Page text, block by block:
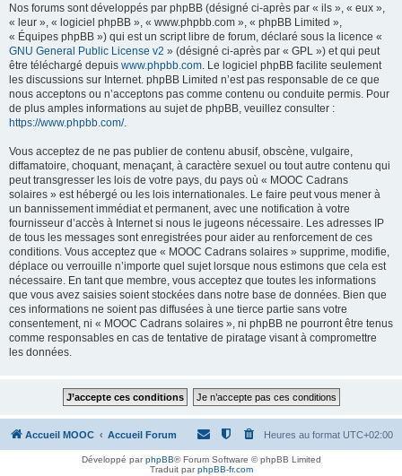
Nos forums sont développés par phpBB (désigné ci-après par « ils », « eux »,
« leur », « logiciel phpBB », « www.phpbb.com », « phpBB Limited »,
« Équipes phpBB ») qui est un script libre de forum, déclaré sous la licence «
GNU General Public License v2 » (désigné ci-après par « GPL ») et qui peut
être téléchargé depuis www.phpbb.com. Le logiciel phpBB facilite seulement
les discussions sur Internet. phpBB Limited n’est pas responsable de ce que
nous acceptons ou n’acceptons pas comme contenu ou conduite permis. Pour
de plus amples informations au sujet de phpBB, veuillez consulter :
https://www.phpbb.com/.
Vous acceptez de ne pas publier de contenu abusif, obscène, vulgaire,
diffamatoire, choquant, menaçant, à caractère sexuel ou tout autre contenu qui
peut transgresser les lois de votre pays, du pays où « MOOC Cadrans
solaires » est hébergé ou les lois internationales. Le faire peut vous mener à
un bannissement immédiat et permanent, avec une notification à votre
fournisseur d’accès à Internet si nous le jugeons nécessaire. Les adresses IP
de tous les messages sont enregistrées pour aider au renforcement de ces
conditions. Vous acceptez que « MOOC Cadrans solaires » supprime, modifie,
déplace ou verrouille n’importe quel sujet lorsque nous estimons que cela est
nécessaire. En tant que membre, vous acceptez que toutes les informations
que vous avez saisies soient stockées dans notre base de données. Bien que
ces informations ne soient pas diffusées à une tierce partie sans votre
consentement, ni « MOOC Cadrans solaires », ni phpBB ne pourront être tenus
comme responsables en cas de tentative de piratage visant à compromettre
les données.
Accueil MOOC Accueil Forum Heures au format UTC+02:00
Développé parphpBB® Forum Software © phpBB Limited
Traduit parphpBB-fr.com